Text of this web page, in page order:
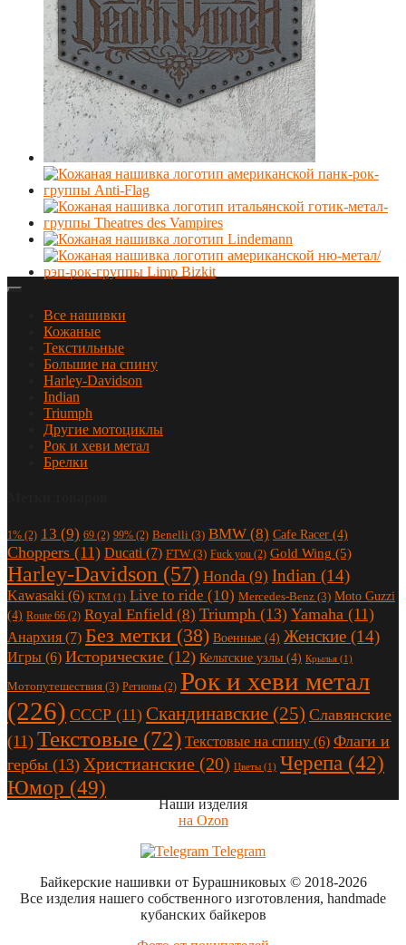
Все нашивки
Кожаные
Текстильные
Большие на спину
Harley-Davidson
Indian
Triumph
Другие мотоциклы
Рок и хеви метал
Брелки
1% (2) 13 (9) 69 (2) 99% (2) Benelli (3) BMW (8) Cafe Racer (4)
Choppers (11) Ducati (7) FTW (3) Fuck you (2) Gold Wing (5)
Harley-Davidson (57) Honda (9) Indian (14)
Kawasaki (6) KTM (1) Live to ride (10) Mercedes-Benz (3) Moto Guzzi
(4) Route 66 (2) Royal Enfield (8) Triumph (13) Yamaha (11)
Анархия (7) Без метки (38) Военные (4) Женские (14)
Игры (6) Исторические (12) Кельтские узлы (4) Крылья (1)
Мотопутешествия (3) Регионы (2) Рок и хеви метал
(226) СССР (11) Скандинавские (25) Славянские
(11) Текстовые (72) Текстовые на спину (6) Флаги и
гербы (13) Христианские (20) Цветы (1) Черепа (42)
Юмор (49)
Наши изделия
на Ozon
Telegram
Байкерские нашивки от Бурашниковых© 2018-2026
Все изделия нашего собственного изготовления, handmade
кубанских байкеров